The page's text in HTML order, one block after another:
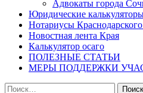
Адвокаты города
Юридические
Нотариусы
Новостная лента Края
Калькулятор осаго
ПОЛЕЗНЫЕ СТАТЬИ
МЕРЫ ПОДДЕРЖКИ
Найти: